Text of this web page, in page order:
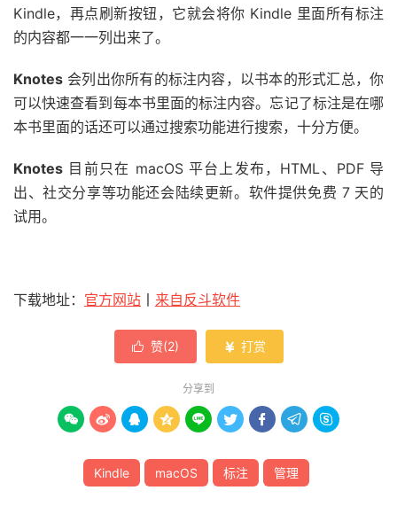
Kindle，再点刷新按钮，它就会将你 Kindle 里面所有标注
的内容都一一列出来了。
Knotes 会列出你所有的标注内容，以书本的形式汇总，你
可以快速查看到每本书里面的标注内容。忘记了标注是在哪
本书里面的话还可以通过搜索功能进行搜索，十分方便。
Knotes 目前只在 macOS 平台上发布，HTML、PDF 导
出、社交分享等功能还会陆续更新。软件提供免费 7 天的
试用。
下载地址： 官方网站 丨 来自反斗软件
 赞(2)  打赏
分享到
        
Kindle macOS 标注 管理